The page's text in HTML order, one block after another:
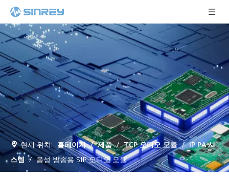
현재 위치: 홈페이지 / 제품 / TCP 오디오 모듈 / IP PA 시
스템 / 음성 방송용 SIP 오디오 모듈